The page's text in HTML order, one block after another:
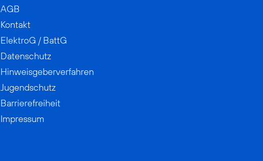
AGB
Kontakt
ElektroG / BattG
Datenschutz
Hinweisgeberverfahren
Jugendschutz
Barrierefreiheit
Impressum